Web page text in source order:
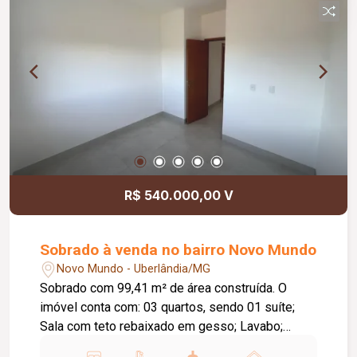
R$ 540.000,00 V
Sobrado à venda no bairro Novo Mundo
Novo Mundo - Uberlândia/MG
Sobrado com 99,41 m² de área construída. O
imóvel conta com: 03 quartos, sendo 01 suíte;
Sala com teto rebaixado em gesso; Lavabo;